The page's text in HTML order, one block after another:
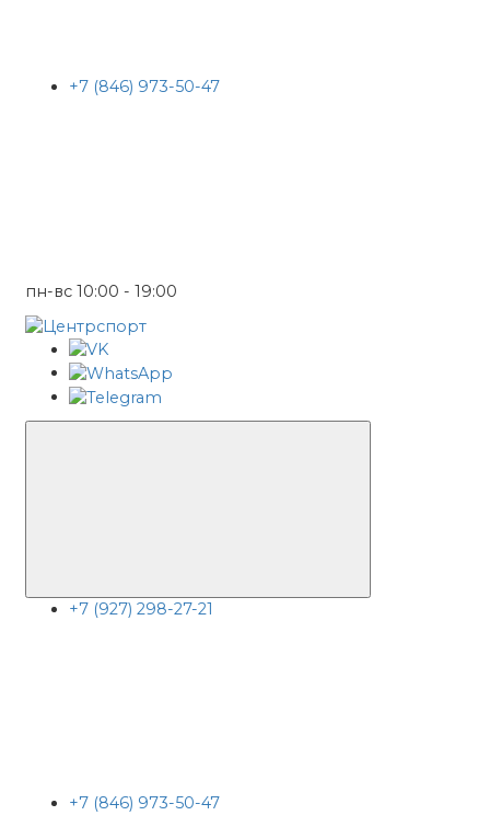
+7 (846) 973-50-47
пн-вс 10:00 - 19:00
+7 (927) 298-27-21
+7 (846) 973-50-47